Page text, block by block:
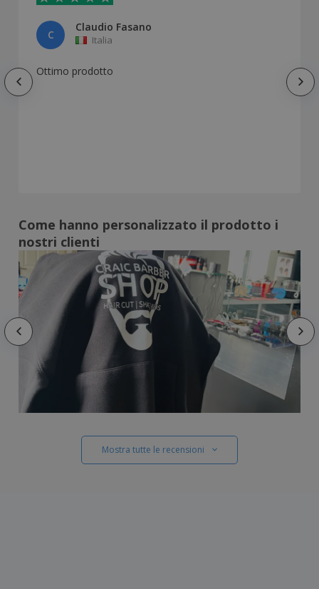
C
Claudio Fasano
Italia
Ottimo prodotto
Come hanno personalizzato il prodotto i
nostri clienti
Mostra tutte le recensioni